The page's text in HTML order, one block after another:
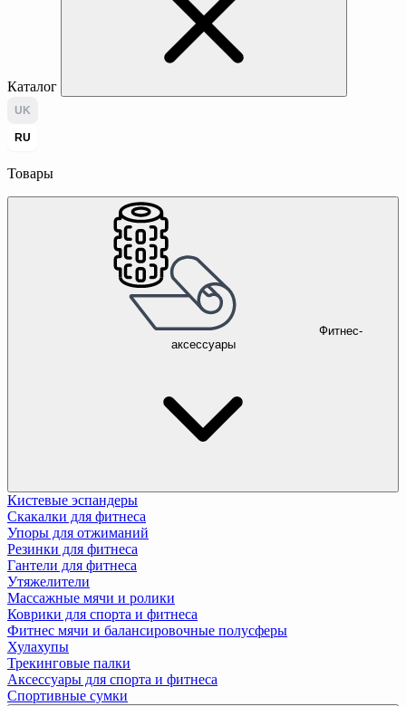
Каталог
UK
RU
Товары
Фитнес-
аксессуары
Кистевые эспандеры
Скакалки для фитнеса
Упоры для отжиманий
Резинки для фитнеса
Гантели для фитнеса
Утяжелители
Массажные мячи и ролики
Коврики для спорта и фитнеса
Фитнес мячи и балансировочные полусферы
Хулахупы
Трекинговые палки
Аксессуары для спорта и фитнеса
Спортивные сумки